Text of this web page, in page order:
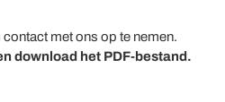
met ons op te nemen.
download het PDF-bestand.